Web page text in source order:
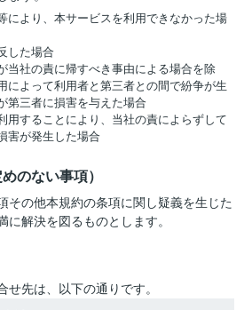
により、本サービスを利用できなかった場
した場合
当社の責に帰すべき事由による場合を除
によって利用者と第三者との間で紛争が生
第三者に損害を与えた場合
用することにより、当社の責によらずして
害が発生した場合
のない事項）
その他本規約の条項に関し疑義を生じた
に解決を図るものとします。
せ先は、以下の通りです。